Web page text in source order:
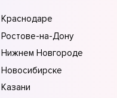
на-Донy
Новгороде